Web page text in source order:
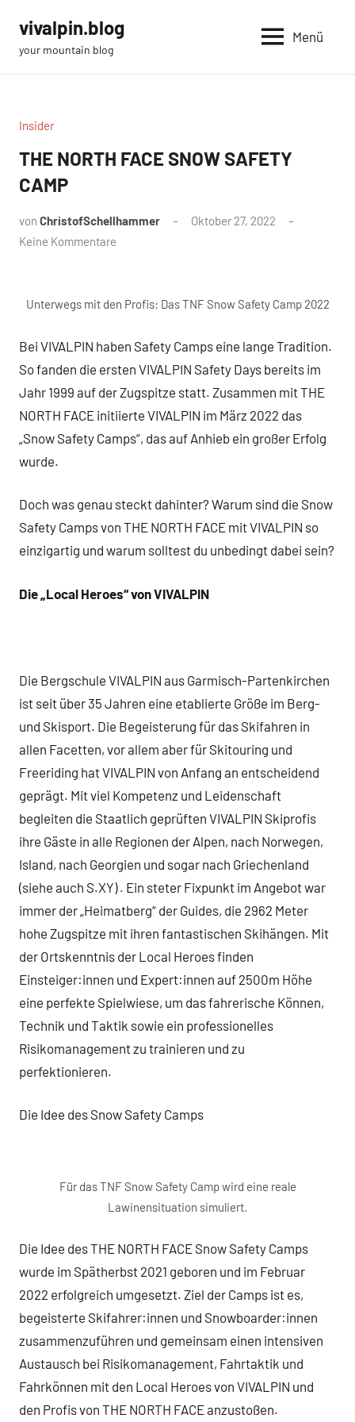
Inhalt
springen
vivalpin.blog
your mountain blog
Menü
Insider
THE NORTH FACE SNOW SAFETY
CAMP
von ChristofSchellhammer
Oktober 27, 2022
Keine Kommentare
Unterwegs mit den Profis: Das TNF Snow Safety Camp 2022
Bei VIVALPIN haben Safety Camps eine lange Tradition.
So fanden die ersten VIVALPIN Safety Days bereits im
Jahr 1999 auf der Zugspitze statt. Zusammen mit THE
NORTH FACE initiierte VIVALPIN im März 2022 das
„Snow Safety Camps“, das auf Anhieb ein großer Erfolg
wurde.
Doch was genau steckt dahinter? Warum sind die Snow
Safety Camps von THE NORTH FACE mit VIVALPIN so
einzigartig und warum solltest du unbedingt dabei sein?
Die „Local Heroes“ von VIVALPIN
Die Bergschule VIVALPIN aus Garmisch-Partenkirchen
ist seit über 35 Jahren eine etablierte Größe im Berg-
und Skisport. Die Begeisterung für das Skifahren in
allen Facetten, vor allem aber für Skitouring und
Freeriding hat VIVALPIN von Anfang an entscheidend
geprägt. Mit viel Kompetenz und Leidenschaft
begleiten die Staatlich geprüften VIVALPIN Skiprofis
ihre Gäste in alle Regionen der Alpen, nach Norwegen,
Island, nach Georgien und sogar nach Griechenland
(siehe auch S.XY) . Ein steter Fixpunkt im Angebot war
immer der „Heimatberg“ der Guides, die 2962 Meter
hohe Zugspitze mit ihren fantastischen Skihängen. Mit
der Ortskenntnis der Local Heroes finden
Einsteiger:innen und Expert:innen auf 2500m Höhe
eine perfekte Spielwiese, um das fahrerische Können,
Technik und Taktik sowie ein professionelles
Risikomanagement zu trainieren und zu
perfektionieren.
Die Idee des Snow Safety Camps
Für das TNF Snow Safety Camp wird eine reale
Lawinensituation simuliert.
Die Idee des THE NORTH FACE Snow Safety Camps
wurde im Spätherbst 2021 geboren und im Februar
2022 erfolgreich umgesetzt. Ziel der Camps ist es,
begeisterte Skifahrer:innen und Snowboarder:innen
zusammenzuführen und gemeinsam einen intensiven
Austausch bei Risikomanagement, Fahrtaktik und
Fahrkönnen mit den Local Heroes von VIVALPIN und
den Profis von THE NORTH FACE anzustoßen.